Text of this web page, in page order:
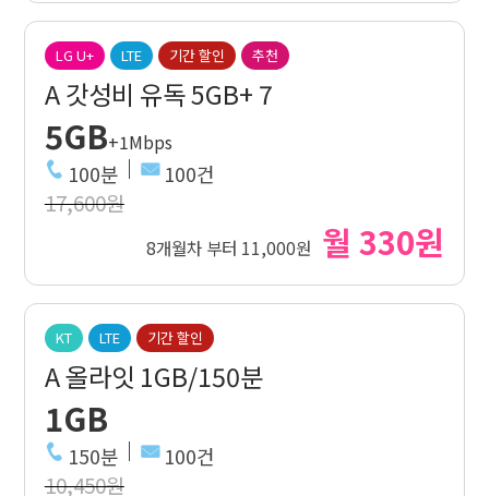
LG U+ LTE 기간 할인 추천
A 갓성비 유독 5GB+ 7
5GB+1Mbps
100분 100건
17,600원
8개월차 부터 11,000원 월 330원
KT LTE 기간 할인
A 올라잇 1GB/150분
1GB
150분 100건
10,450원